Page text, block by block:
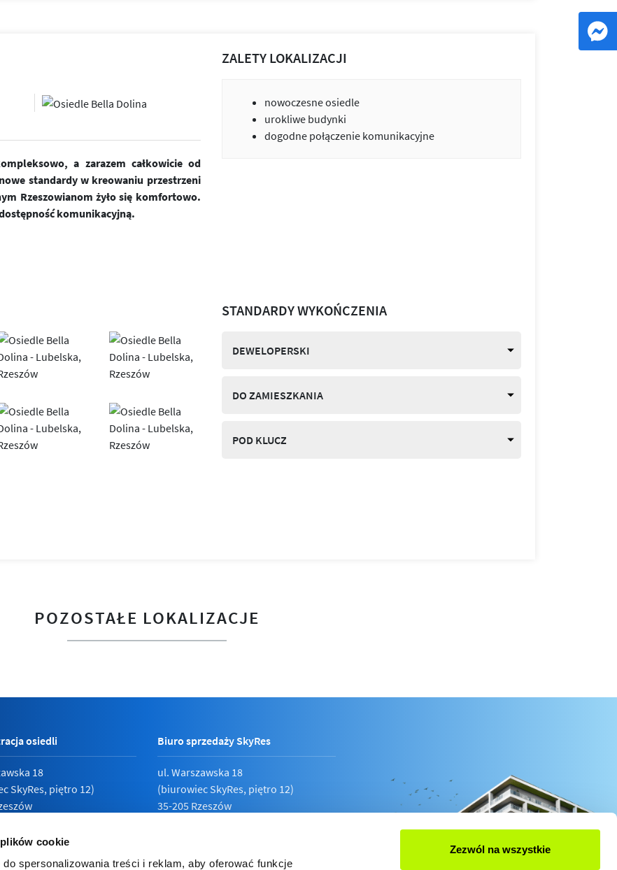
cookie
spersonalizowania treści i reklam, aby oferować funkcje
Zezwól na wszystkie
a zarazem całkowicie od
standardy w kreowaniu przestrzeni
Rzeszowianom żyło się komfortowo.
komunikacyjną.
ZALETY LOKALIZACJI
nowoczesne osiedle
urokliwe budynki
dogodne połączenie komunikacyjne
STANDARDY WYKOŃCZENIA
DEWELOPERSKI
DO ZAMIESZKANIA
POD KLUCZ
POZOSTAŁE LOKALIZACJE
osiedli
18
SkyRes, piętro 12)
19 87
Biuro sprzedaży SkyRes
ul. Warszawska 18
(biurowiec SkyRes, piętro 12)
35-205 Rzeszów